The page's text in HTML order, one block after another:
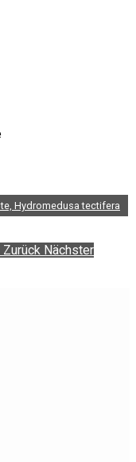
Hydromedusa tectifera
Zurück Nächster